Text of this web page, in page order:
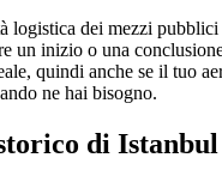
dei mezzi
inizio o una
quindi anche se il tuo
ne hai bisogno.
di Istanbul